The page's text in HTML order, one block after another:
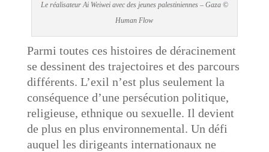
Le réalisateur Ai Weiwei avec des jeunes palestiniennes – Gaza ©
Human Flow
Parmi toutes ces histoires de déracinement
se dessinent des trajectoires et des parcours
différents. L’exil n’est plus seulement la
conséquence d’une persécution politique,
religieuse, ethnique ou sexuelle. Il devient
de plus en plus environnemental. Un défi
auquel les dirigeants internationaux ne